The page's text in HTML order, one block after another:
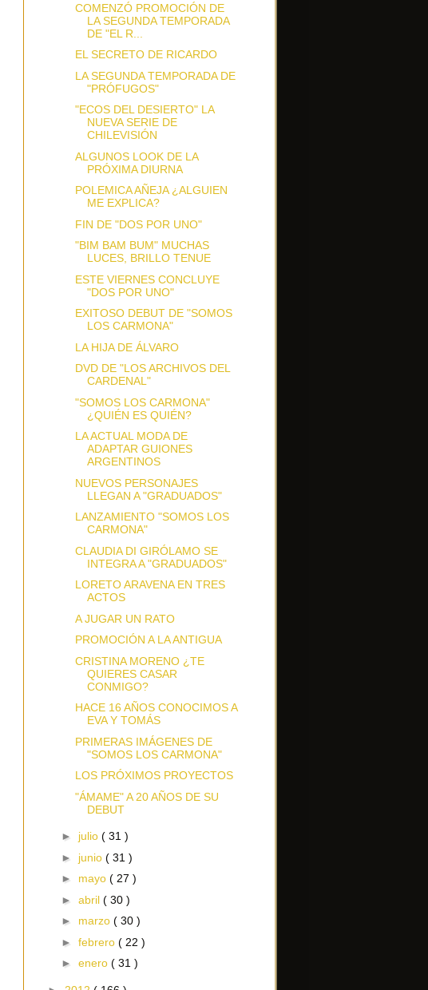
COMENZÓ PROMOCIÓN DE
LA SEGUNDA TEMPORADA
DE "EL R...
EL SECRETO DE RICARDO
LA SEGUNDA TEMPORADA DE
"PRÓFUGOS"
"ECOS DEL DESIERTO" LA
NUEVA SERIE DE
CHILEVISIÓN
ALGUNOS LOOK DE LA
PRÓXIMA DIURNA
POLEMICA AÑEJA ¿ALGUIEN
ME EXPLICA?
FIN DE "DOS POR UNO"
"BIM BAM BUM" MUCHAS
LUCES, BRILLO TENUE
ESTE VIERNES CONCLUYE
"DOS POR UNO"
EXITOSO DEBUT DE "SOMOS
LOS CARMONA"
LA HIJA DE ÁLVARO
DVD DE "LOS ARCHIVOS DEL
CARDENAL"
"SOMOS LOS CARMONA"
¿QUIÉN ES QUIÉN?
LA ACTUAL MODA DE
ADAPTAR GUIONES
ARGENTINOS
NUEVOS PERSONAJES
LLEGAN A "GRADUADOS"
LANZAMIENTO "SOMOS LOS
CARMONA"
CLAUDIA DI GIRÓLAMO SE
INTEGRA A "GRADUADOS"
LORETO ARAVENA EN TRES
ACTOS
A JUGAR UN RATO
PROMOCIÓN A LA ANTIGUA
CRISTINA MORENO ¿TE
QUIERES CASAR
CONMIGO?
HACE 16 AÑOS CONOCIMOS A
EVA Y TOMÁS
PRIMERAS IMÁGENES DE
"SOMOS LOS CARMONA"
LOS PRÓXIMOS PROYECTOS
"ÁMAME" A 20 AÑOS DE SU
DEBUT
► julio ( 31 )
► junio ( 31 )
► mayo ( 27 )
► abril ( 30 )
► marzo ( 30 )
► febrero ( 22 )
► enero ( 31 )